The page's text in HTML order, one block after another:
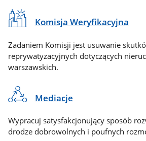
Komisja Weryfikacyjna
Zadaniem Komisji jest usuwanie
reprywatyzacyjnych dotyczących
warszawskich.
Mediacje
Wypracuj satysfakcjonujący sposób
drodze dobrowolnych i poufnych